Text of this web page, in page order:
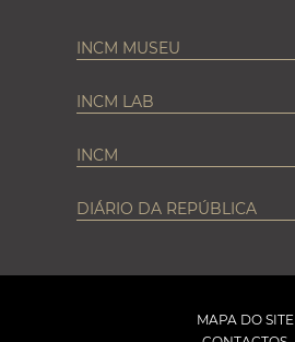
INCM MUSEU
INCM LAB
INCM
DIÁRIO DA REPÚBLICA
MAPA DO SITE